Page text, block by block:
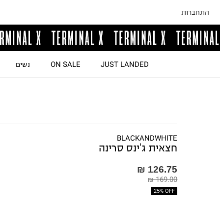
התחברות
JUST LANDED
ON SALE נשים
BLACKANDWHITE
חצאית ג'ינס סרינה
126.75 ₪
169.00 ₪
25% OFF